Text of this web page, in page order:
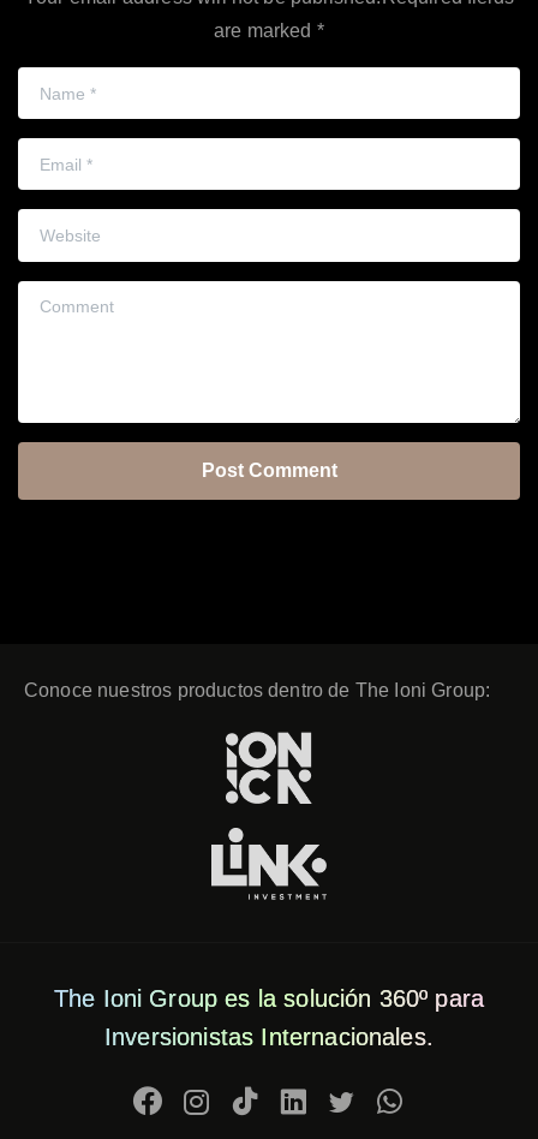
are marked *
Website
Comment
Conoce nuestros productos dentro de The Ioni Group:
The Ioni Group es la solución 360º para
Inversionistas Internacionales.